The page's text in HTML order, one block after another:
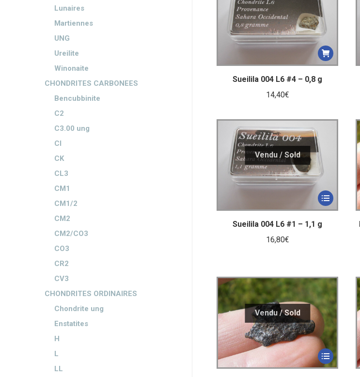
Sueilila 004 L6 #4 – 0,8 g
14,40€
Sueilila 004 L6 #1 – 1,1 g
16,80€
Lunaires
Martiennes
UNG
Ureilite
Winonaite
CHONDRITES CARBONEES
Bencubbinite
C2
C3.00 ung
CI
CK
CL3
CM1
CM1/2
CM2
CM2/CO3
CO3
CR2
CV3
CHONDRITES ORDINAIRES
Chondrite ung
Enstatites
H
L
LL